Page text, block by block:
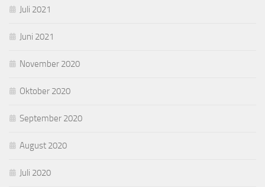
Juli 2021
Juni 2021
November 2020
Oktober 2020
September 2020
August 2020
Juli 2020